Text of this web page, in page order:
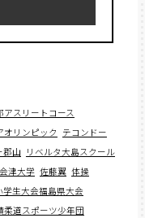
アスリートコース
オリンピック
テコンドー
郡山 リベルタ大島スクール
会津大学 佐藤翼 体操
生大会福島県大会
柔道スポーツ少年団